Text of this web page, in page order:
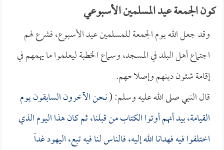
كون الجمعة عيد المسلمين الأسبوعي
وقد جعل الله يوم الجمعة للمسلمين عيد الأسبوع، فشرع لهم
اجتماع أهل البلد في المسجد، وسماع الخطبة ليعلموا ما يهمهم في
إقامة شئون دينهم وإصلاحهم.
قال النبي صلى الله عليه وسلم: (نحن الآخرون السابقون يوم
القيامة، بيد أنهم أوتوا الكتاب من قبلنا، ثم كان هذا اليوم الذي
اختلفوا فيه فهدانا الله إليه، فالناس لنا فيه تبع، اليهود غداً